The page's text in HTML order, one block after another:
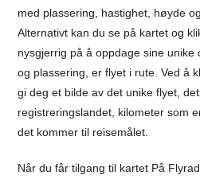
med plassering, hastighet, høyde
Alternativt kan du se på kartet og
nysgjerrig på å oppdage sine
og plassering, er flyet i rute. Ved å
gi deg et bilde av det unike flyet,
registreringslandet, kilometer som
det kommer til reisemålet.
Når du får tilgang til kartet På